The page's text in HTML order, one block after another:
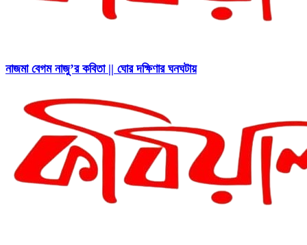
নাজমা বেগম নাজু’র কবিতা || ঘোর দক্ষিণার ঘনঘটায়